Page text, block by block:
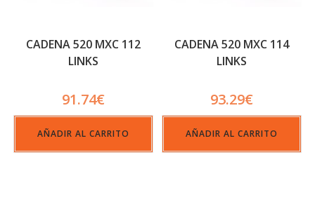
CADENA 520 MXC 112
LINKS
91.74€
AÑADIR AL CARRITO
CADENA 520 MXC 114
LINKS
93.29€
AÑADIR AL CARRITO